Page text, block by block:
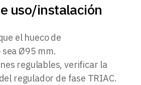
uso/instalación
el hueco de
Ø95 mm.
regulables, verificar la
regulador de fase TRIAC.